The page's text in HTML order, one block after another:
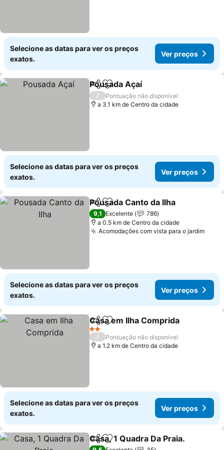
Selecione as datas para ver os preços
exatos.
Ver preços
PartilharAdicionar aos favoritos
Pousada Açaí
/
Pontuação não disponível
a 3.1 km de Centro da cidade
Selecione as datas para ver os preços
exatos.
Ver preços
PartilharAdicionar aos favoritos
Pousada Canto da Ilha
9,1 Excelente
786
a 0.5 km de Centro da cidade
Acomodações com vista para o jardimVer
Selecione as datas para ver os preços
exatos.
Ver preços
PartilharAdicionar aos favoritos
Casa em Ilha Comprida
2 Estrelas
/
Pontuação não disponível
a 1.2 km de Centro da cidade
Selecione as datas para ver os preços
exatos.
Ver preços
PartilharAdicionar aos favoritos
Casa, 1 Quadra Da Praia.